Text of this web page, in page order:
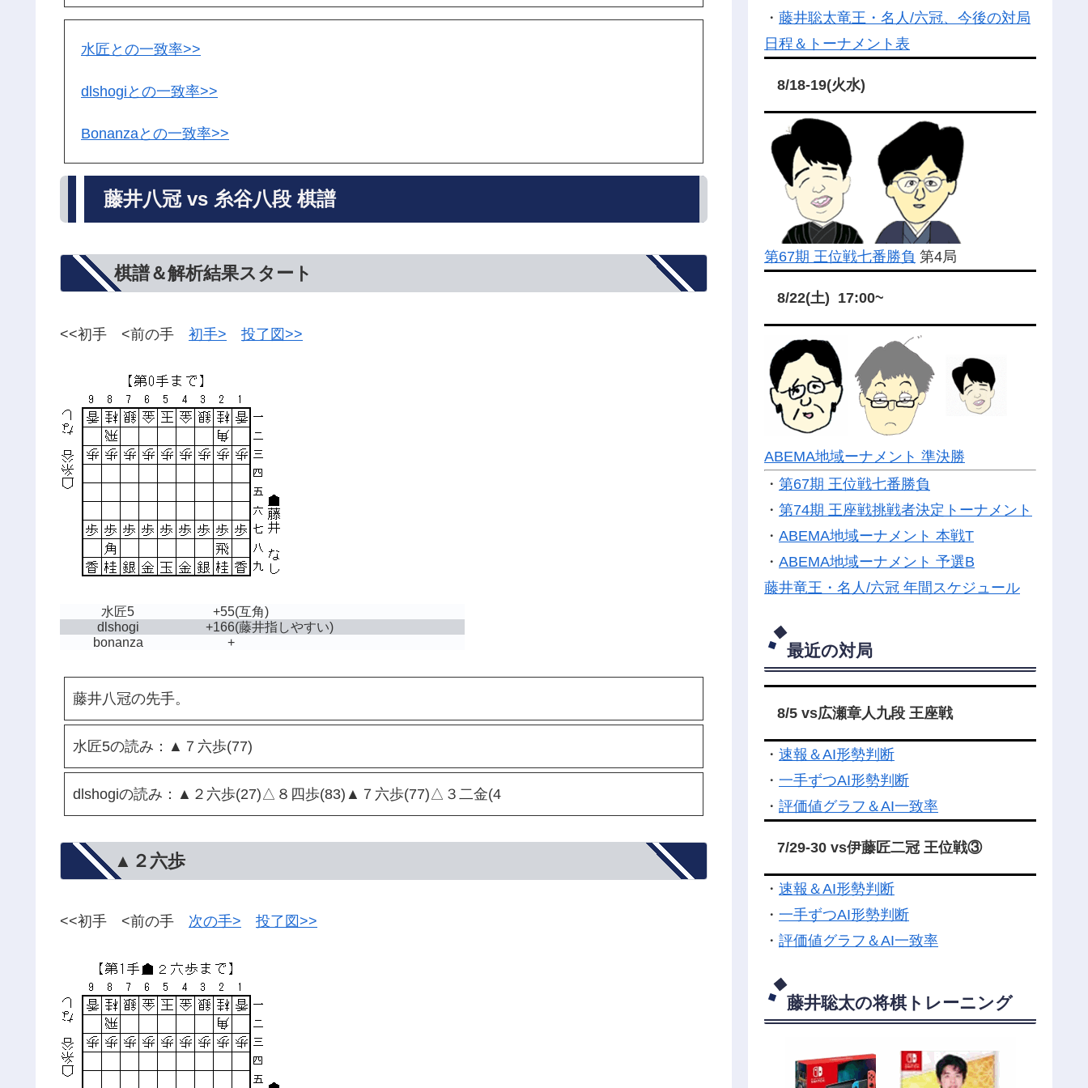
水匠との一致率>>
dlshogiとの一致率>>
Bonanzaとの一致率>>
藤井八冠 vs 糸谷八段 棋譜
棋譜＆解析結果スタート
<<初手 <前の手 初手> 投了図>>
水匠5 +55(互角)
dlshogi
+166(藤井指しやすい)
bonanza
+
藤井八冠の先手。
水匠5の読み：▲７六歩(77)
dlshogiの読み：▲２六歩(27)△８四歩(83)▲７六歩(77)△３二金(4
▲２六歩
<<初手 <前の手 次の手> 投了図>>
・ 藤井聡太竜王・名人/六冠、今後の対局
日程＆トーナメント表
8/18-19(火水)
第67期 王位戦七番勝負 第4局
8/22(土) 17:00~
ABEMA地域ーナメント 準決勝
・ 第67期 王位戦七番勝負
・ 第74期 王座戦挑戦者決定トーナメント
・ ABEMA地域ーナメント 本戦T
・ ABEMA地域ーナメント 予選B
藤井竜王・名人/六冠 年間スケジュール
最近の対局
8/5 vs広瀬章人九段 王座戦
・ 速報＆AI形勢判断
・ 一手ずつAI形勢判断
・ 評価値グラフ＆AI一致率
7/29-30 vs伊藤匠二冠 王位戦③
・ 速報＆AI形勢判断
・ 一手ずつAI形勢判断
・ 評価値グラフ＆AI一致率
藤井聡太の将棋トレーニング